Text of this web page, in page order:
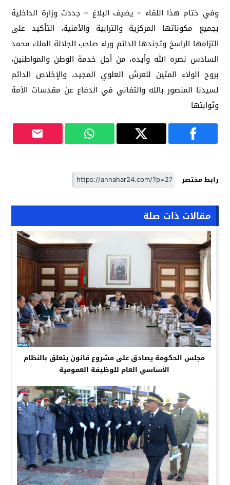
وفي ختام هذا اللقاء – يضيف البلاغ – جددت وزارة الداخلية
بجميع مكوناتها المركزية والترابية والأمنية، التأكيد على
التزامها الراسخ وتجندها الدائم وراء صاحب الجلالة الملك محمد
السادس نصره الله وأيده، من أجل خدمة الوطن والمواطنين،
بروح الولاء المتين للعرش العلوي المجيد، والإخلاص الدائم
لسيدنا المنصور بالله والتفاني في الدفاع عن مقدسات الأمة
وثوابتها
رابط مختصر
مقالات ذات صلة
مجلس الحكومة يصادق على مشروع قانون يتعلق بالنظام
الأساسي العام للوظيفة العمومية